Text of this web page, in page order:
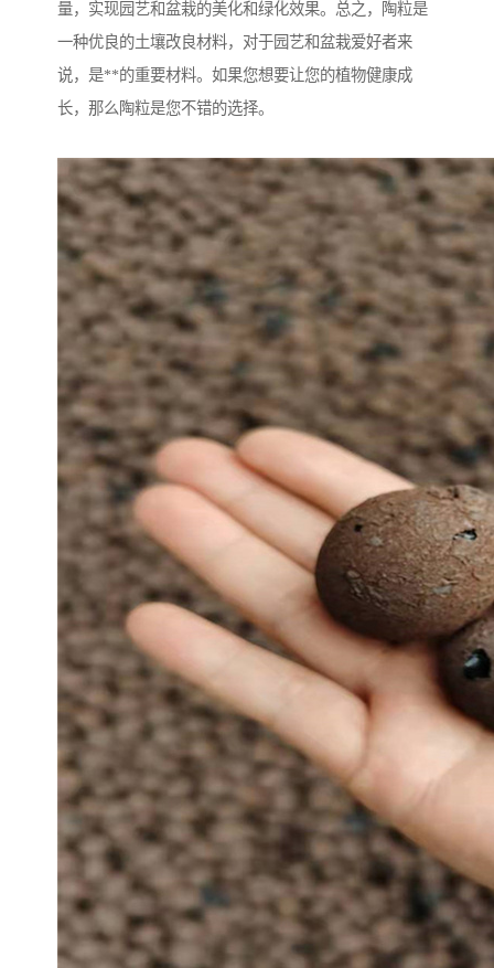
量，实现园艺和盆栽的美化和绿化效果。总之，陶粒是
一种优良的土壤改良材料，对于园艺和盆栽爱好者来
说，是**的重要材料。如果您想要让您的植物健康成
长，那么陶粒是您不错的选择。